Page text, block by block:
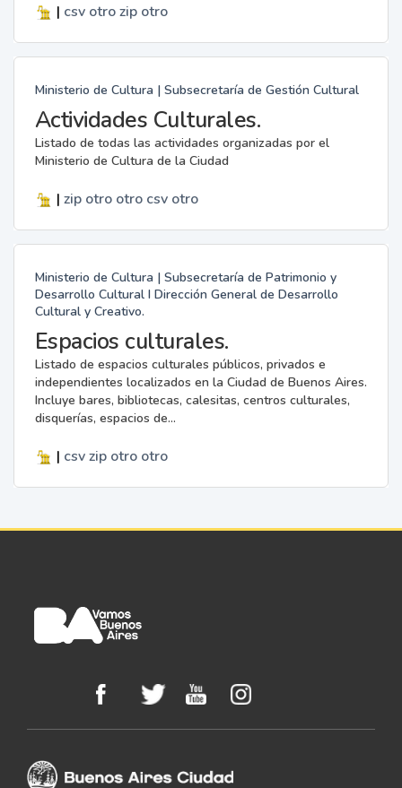
| csv otro zip otro
Ministerio de Cultura | Subsecretaría de Gestión Cultural
Actividades Culturales.
Listado de todas las actividades organizadas por el
Ministerio de Cultura de la Ciudad
| zip otro otro csv otro
Ministerio de Cultura | Subsecretaría de Patrimonio y
Desarrollo Cultural I Dirección General de Desarrollo
Cultural y Creativo.
Espacios culturales.
Listado de espacios culturales públicos, privados e
independientes localizados en la Ciudad de Buenos Aires.
Incluye bares, bibliotecas, calesitas, centros culturales,
disquerías, espacios de...
| csv zip otro otro